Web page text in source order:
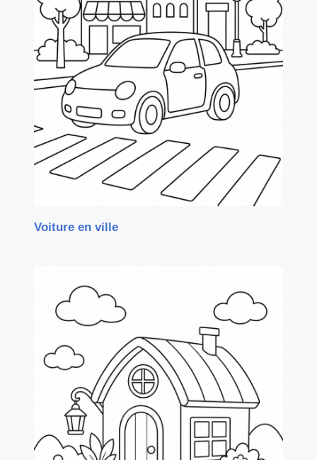
Voiture en ville